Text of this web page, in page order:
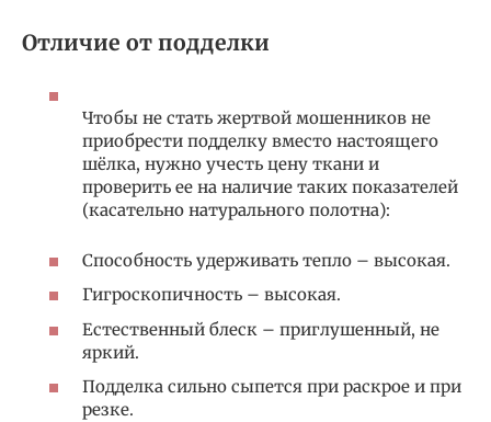
Отличие от подделки
Чтобы не стать жертвой мошенников не
приобрести подделку вместо настоящего
шёлка, нужно учесть цену ткани и
проверить ее на наличие таких показателей
(касательно натурального полотна):
Способность удерживать тепло – высокая.
Гигроскопичность – высокая.
Естественный блеск – приглушенный, не
яркий.
Подделка сильно сыпется при раскрое и при
резке.